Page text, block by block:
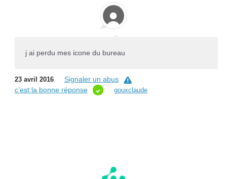
j ai perdu mes icone du bureau
23 avril 2016
Signaler un abus
c’est la bonne réponse
gouxclaude